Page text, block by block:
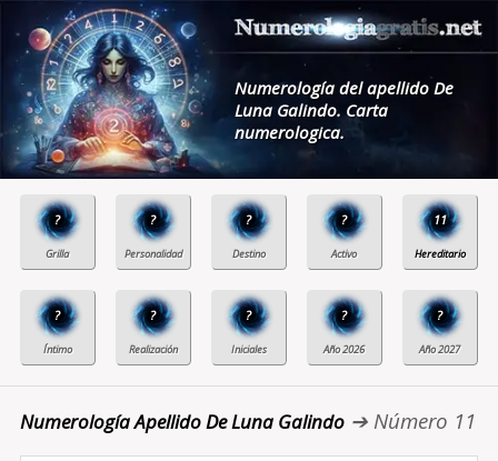
Numerología del apellido De
Luna Galindo. Carta
numerologica.
? ? ? ? 11
? ? ? ? ?
Numerología Apellido De Luna Galindo➔ Número 11